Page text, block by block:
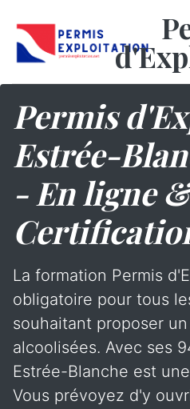
Permis
Estrée-
- En ligne
La formation Permis
obligatoire pour tous
souhaitant proposer
alcoolisées. Avec ses
Estrée-Blanche est
Vous prévoyez d'y